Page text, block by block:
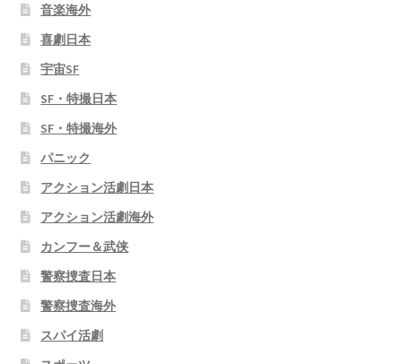
音楽海外
喜劇日本
宇宙SF
SF・特撮日本
SF・特撮海外
パニック
アクション活劇日本
アクション活劇海外
カンフー＆武侠
警察捜査日本
警察捜査海外
スパイ活劇